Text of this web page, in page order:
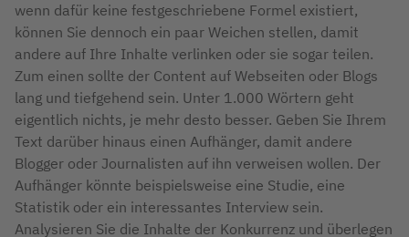
wenn dafür keine festgeschriebene Formel existiert,
können Sie dennoch ein paar Weichen stellen, damit
andere auf Ihre Inhalte verlinken oder sie sogar teilen.
Zum einen sollte der Content auf Webseiten oder Blogs
lang und tiefgehend sein. Unter 1.000 Wörtern geht
eigentlich nichts, je mehr desto besser. Geben Sie Ihrem
Text darüber hinaus einen Aufhänger, damit andere
Blogger oder Journalisten auf ihn verweisen wollen. Der
Aufhänger könnte beispielsweise eine Studie, eine
Statistik oder ein interessantes Interview sein.
Analysieren Sie die Inhalte der Konkurrenz und überlegen